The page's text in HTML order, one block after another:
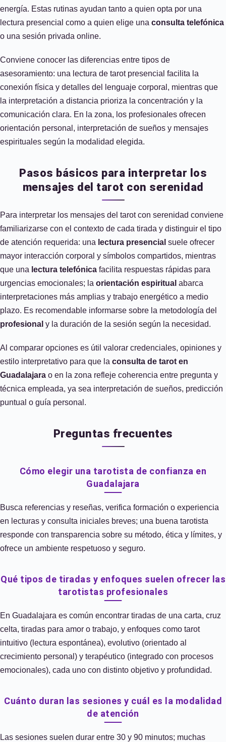
energía. Estas rutinas ayudan tanto a quien opta por una
lectura presencial como a quien elige una consulta telefónica
o una sesión privada online.
Conviene conocer las diferencias entre tipos de
asesoramiento: una lectura de tarot presencial facilita la
conexión física y detalles del lenguaje corporal, mientras que
la interpretación a distancia prioriza la concentración y la
comunicación clara. En la zona, los profesionales ofrecen
orientación personal, interpretación de sueños y mensajes
espirituales según la modalidad elegida.
Pasos básicos para interpretar los
mensajes del tarot con serenidad
Para interpretar los mensajes del tarot con serenidad conviene
familiarizarse con el contexto de cada tirada y distinguir el tipo
de atención requerida: una lectura presencial suele ofrecer
mayor interacción corporal y símbolos compartidos, mientras
que una lectura telefónica facilita respuestas rápidas para
urgencias emocionales; la orientación espiritual abarca
interpretaciones más amplias y trabajo energético a medio
plazo. Es recomendable informarse sobre la metodología del
profesional y la duración de la sesión según la necesidad.
Al comparar opciones es útil valorar credenciales, opiniones y
estilo interpretativo para que la consulta de tarot en
Guadalajara o en la zona refleje coherencia entre pregunta y
técnica empleada, ya sea interpretación de sueños, predicción
puntual o guía personal.
Preguntas frecuentes
Cómo elegir una tarotista de confianza en
Guadalajara
Busca referencias y reseñas, verifica formación o experiencia
en lecturas y consulta iniciales breves; una buena tarotista
responde con transparencia sobre su método, ética y límites, y
ofrece un ambiente respetuoso y seguro.
Qué tipos de tiradas y enfoques suelen ofrecer las
tarotistas profesionales
En Guadalajara es común encontrar tiradas de una carta, cruz
celta, tiradas para amor o trabajo, y enfoques como tarot
intuitivo (lectura espontánea), evolutivo (orientado al
crecimiento personal) y terapéutico (integrado con procesos
emocionales), cada uno con distinto objetivo y profundidad.
Cuánto duran las sesiones y cuál es la modalidad
de atención
Las sesiones suelen durar entre 30 y 90 minutos; muchas